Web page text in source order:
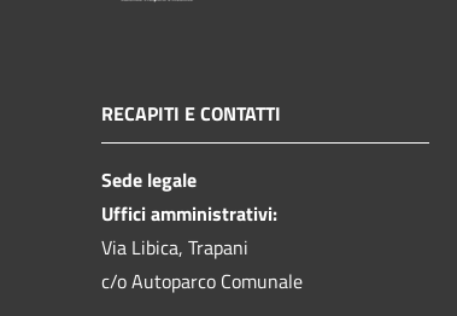
RECAPITI E CONTATTI
Sede legale
Uffici amministrativi:
Via Libica, Trapani
c/o Autoparco Comunale